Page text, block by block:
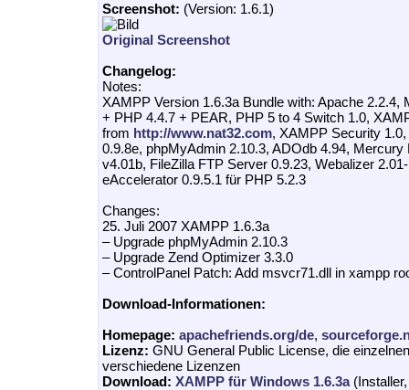
Screenshot: (Version: 1.6.1)
Original Screenshot
Changelog:
Notes:
XAMPP Version 1.6.3a Bundle with: Apache 2.2.4,
+ PHP 4.4.7 + PEAR, PHP 5 to 4 Switch 1.0,
from http://www.nat32.com, XAMPP Security
0.9.8e, phpMyAdmin 2.10.3, ADOdb 4.94,
v4.01b, FileZilla FTP Server 0.9.23, Webalizer
eAccelerator 0.9.5.1 für PHP 5.2.3
Changes:
25. Juli 2007 XAMPP 1.6.3a
– Upgrade phpMyAdmin 2.10.3
– Upgrade Zend Optimizer 3.3.0
– ControlPanel Patch: Add msvcr71.dll in xampp
Download-Informationen:
Homepage: apachefriends.org/de,
Lizenz: GNU General Public License, die
verschiedene Lizenzen
Download: XAMPP für Windows 1.6.3a